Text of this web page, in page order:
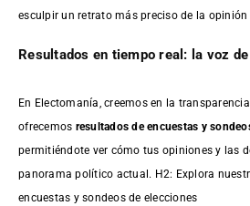
esculpir un retrato más preciso de la opinión
Resultados en tiempo real: la voz
En Electomanía, creemos en la
ofrecemos resultados deencuestas y
permitiéndote ver cómo tus opiniones y las
panorama político actual. H2: Explora
encuestas y sondeos de elecciones